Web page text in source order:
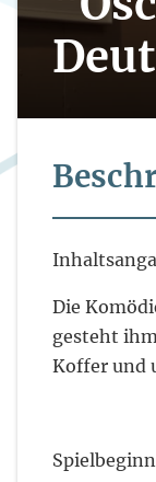
Die
gesteht
Koffer und